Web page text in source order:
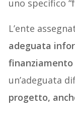
uno specifico
L’ente
adeguata
un’adeguata
progetto,